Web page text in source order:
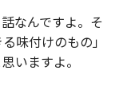
なんですよ。そ
味付けのもの」
いますよ。